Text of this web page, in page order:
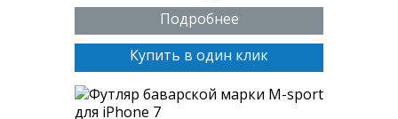
Подробнее
Купить в один клик